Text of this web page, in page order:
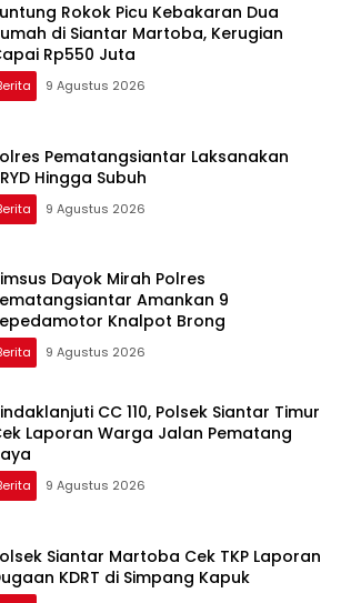
Rokok Picu Kebakaran Dua
di Siantar Martoba, Kerugian
Rp550 Juta
9 Agustus 2026
Pematangsiantar Laksanakan
Hingga Subuh
9 Agustus 2026
Dayok Mirah Polres
Amankan 9
Knalpot Brong
9 Agustus 2026
CC 110, Polsek Siantar Timur
Laporan Warga Jalan Pematang
9 Agustus 2026
Siantar Martoba Cek TKP Laporan
KDRT di Simpang Kapuk